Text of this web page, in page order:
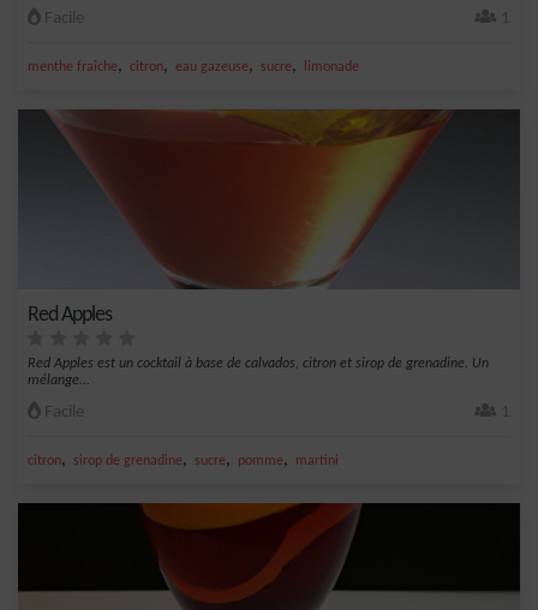
Facile 1
menthe fraîche, citron, eau gazeuse, sucre, limonade
Red Apples
Red Apples est un cocktail à base de calvados, citron et sirop de grenadine. Un
mélange...
Facile 1
citron, sirop de grenadine, sucre, pomme, martini